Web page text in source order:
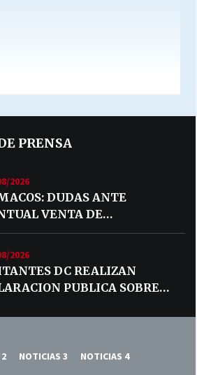
PRENSA
2026
DUDAS ANTE
VENTA DE
POR MERCADO
2026
DC REALIZAN
PUBLICA SOBRE
NOTICIAS 3
NOTICIAS 4